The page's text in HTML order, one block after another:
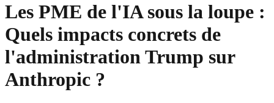
Les PME de l'IA sous la loupe :
Quels impacts concrets de
l'administration Trump sur
Anthropic ?